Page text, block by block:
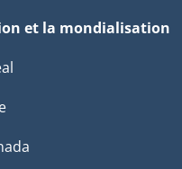
et la mondialisation